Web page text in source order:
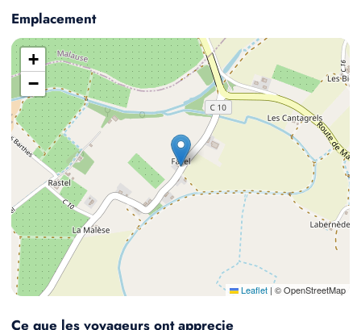
Emplacement
+
−
Leaflet | © OpenStreetMap
Ce que les voyageurs ont apprecie